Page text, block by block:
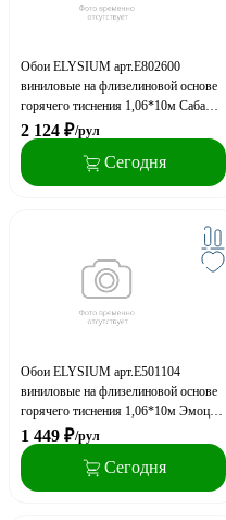
Обои ELYSIUM арт.Е802600
виниловые на флизелиновой основе
горячего тиснения 1,06*10м Саба
фон (акция)
2 124 ₽/рул
Сегодня
Обои ELYSIUM арт.Е501104
виниловые на флизелиновой основе
горячего тиснения 1,06*10м Эмоция
фон (акция)
1 449 ₽/рул
Сегодня